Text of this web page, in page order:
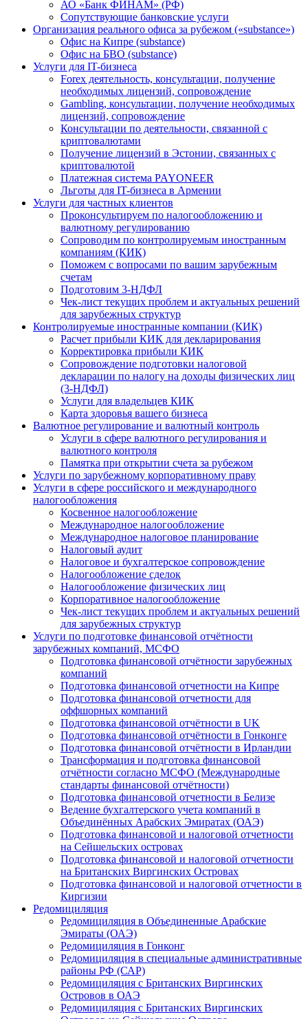
АО «Банк ФИНАМ» (РФ)
Сопутствующие банковские услуги
Организация реального офиса за рубежом («substance»)
Офис на Кипре (substance)
Офис на БВО (substance)
Услуги для IT-бизнеса
Forex деятельность, консультации, получение
необходимых лицензий, сопровождение
Gambling, консультации, получение необходимых
лицензий, сопровождение
Консультации по деятельности, связанной с
криптовалютами
Получение лицензий в Эстонии, связанных с
криптовалютой
Платежная система PAYONEER
Льготы для IT-бизнеса в Армении
Услуги для частных клиентов
Проконсультируем по налогообложению и
валютному регулированию
Сопроводим по контролируемым иностранным
компаниям (КИК)
Поможем с вопросами по вашим зарубежным
счетам
Подготовим 3-НДФЛ
Чек-лист текущих проблем и актуальных решений
для зарубежных структур
Контролируемые иностранные компании (КИК)
Расчет прибыли КИК для декларирования
Корректировка прибыли КИК
Сопровождение подготовки налоговой
декларации по налогу на доходы физических лиц
(3-НДФЛ)
Услуги для владельцев КИК
Карта здоровья вашего бизнеса
Валютное регулирование и валютный контроль
Услуги в сфере валютного регулирования и
валютного контроля
Памятка при открытии счета за рубежом
Услуги по зарубежному корпоративному праву
Услуги в сфере российского и международного
налогообложения
Косвенное налогообложение
Международное налогообложение
Международное налоговое планирование
Налоговый аудит
Налоговое и бухгалтерское сопровождение
Налогообложение сделок
Налогообложение физических лиц
Корпоративное налогообложение
Чек-лист текущих проблем и актуальных решений
для зарубежных структур
Услуги по подготовке финансовой отчётности
зарубежных компаний, МСФО
Подготовка финансовой отчётности зарубежных
компаний
Подготовка финансовой отчетности на Кипре
Подготовка финансовой отчетности для
оффшорных компаний
Подготовка финансовой отчётности в UK
Подготовка финансовой отчётности в Гонконге
Подготовка финансовой отчётности в Ирландии
Трансформация и подготовка финансовой
отчётности согласно МСФО (Международные
стандарты финансовой отчётности)
Подготовка финансовой отчетности в Белизе
Ведение бухгалтерского учета компаний в
Объединённых Арабских Эмиратах (ОАЭ)
Подготовка финансовой и налоговой отчетности
на Сейшельских островах
Подготовка финансовой и налоговой отчетности
на Британских Виргинских Островах
Подготовка финансовой и налоговой отчетности в
Киргизии
Редомициляция
Редомициляция в Объединенные Арабские
Эмираты (ОАЭ)
Редомициляция в Гонконг
Редомициляция в специальные административные
районы РФ (САР)
Редомициляция с Британских Виргинских
Островов в ОАЭ
Редомициляция с Британских Виргинских